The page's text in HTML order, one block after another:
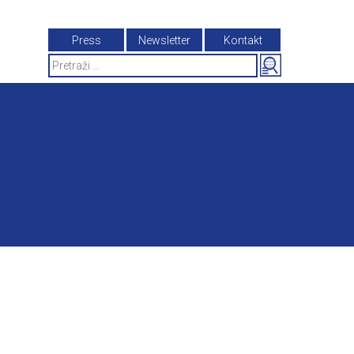
Press Newsletter
Kontakt
Search
for: